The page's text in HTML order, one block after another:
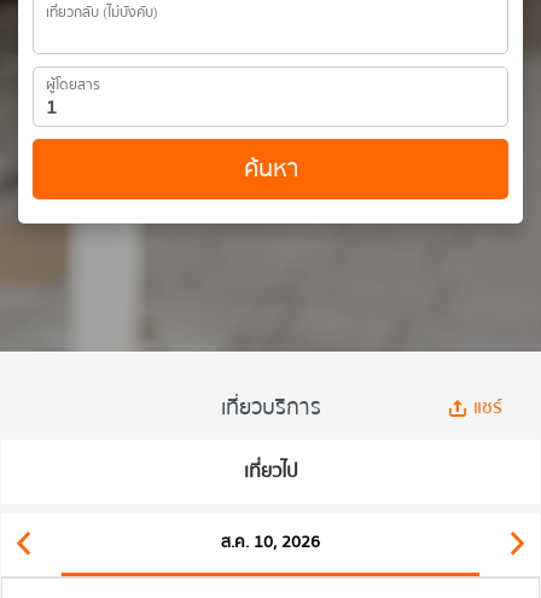
เที่ยวกลับ (ไม่บังคับ)
ผู้โดยสาร
ค้นหา
เที่ยวบริการ แชร์
เที่ยวไป
ส.ค. 10, 2026